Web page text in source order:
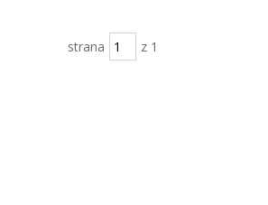
strana z 1